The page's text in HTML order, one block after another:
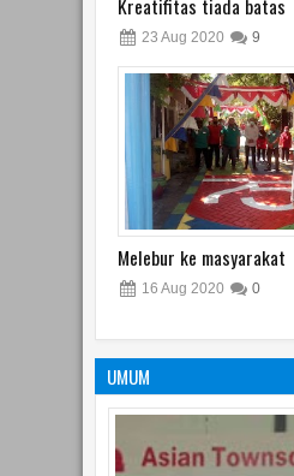
23 Aug 2020 9
Melebur ke masyarakat
16Aug 2020 0